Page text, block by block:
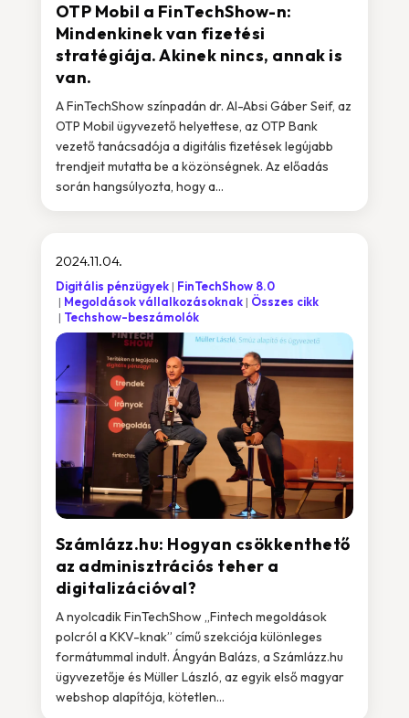
OTP Mobil a FinTechShow-n:
Mindenkinek van fizetési
stratégiája. Akinek nincs, annak is
van.
A FinTechShow színpadán dr. Al-Absi Gáber Seif, az
OTP Mobil ügyvezető helyettese, az OTP Bank
vezető tanácsadója a digitális fizetések legújabb
trendjeit mutatta be a közönségnek. Az előadás
során hangsúlyozta, hogy a...
Számlázz.hu: Hogyan csökkenthető
az adminisztrációs teher a
digitalizációval?
2024.11.04.
Digitális pénzügyek
FinTechShow 8.0
Megoldások vállalkozásoknak
Összes cikk
Techshow-beszámolók
A nyolcadik FinTechShow „Fintech megoldások
polcról a KKV-knak” című szekciója különleges
formátummal indult. Ángyán Balázs, a Számlázz.hu
ügyvezetője és Müller László, az egyik első magyar
webshop alapítója, kötetlen...